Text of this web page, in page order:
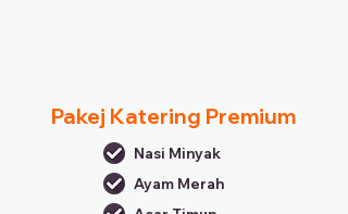
Pakej Katering Premium
Nasi Minyak
Ayam Merah